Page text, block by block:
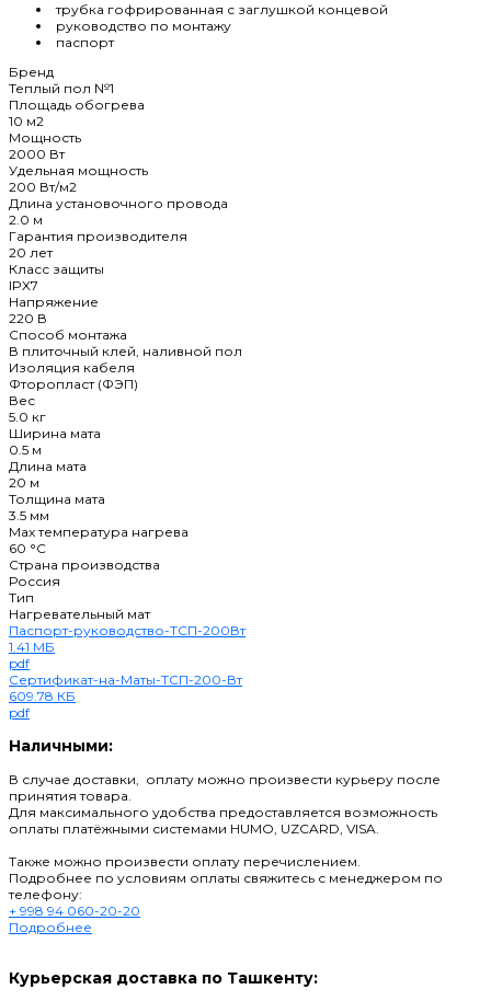
трубка гофрированная с заглушкой концевой
руководство по монтажу
паспорт
Бренд
Теплый пол №1
Площадь обогрева
10 м2
Мощность
2000 Вт
Удельная мощность
200 Вт/м2
Длина установочного провода
2.0 м
Гарантия производителя
20 лет
Класс защиты
IPX7
Напряжение
220 В
Способ монтажа
В плиточный клей, наливной пол
Изоляция кабеля
Фторопласт (ФЭП)
Вес
5.0 кг
Ширина мата
0.5 м
Длина мата
20 м
Толщина мата
3.5 мм
Max температура нагрева
60 °С
Страна производства
Россия
Тип
Нагревательный мат
Паспорт-руководство-ТСП-200Вт
1.41 МБ
pdf
Сертификат-на-Маты-ТСП-200-Вт
609.78 КБ
pdf
Наличными:
В случае доставки, оплату можно произвести курьеру после
принятия товара.
Для максимального удобства предоставляется возможность
оплаты платёжными системами HUMO, UZCARD, VISA.
Также можно произвести оплату перечислением.
Подробнее по условиям оплаты свяжитесь с менеджером по
телефону:
+ 998 94 060-20-20
Подробнее
Курьерская доставка по Ташкенту: